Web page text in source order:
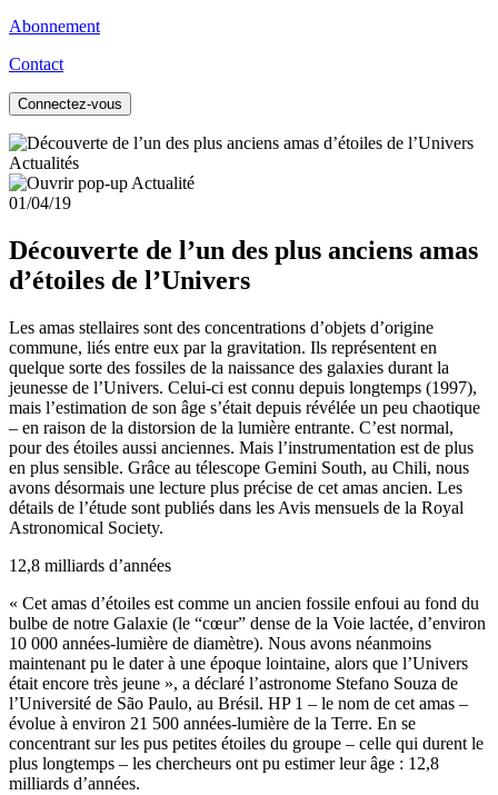
Abonnement
Contact
Connectez-vous
Actualités
01/04/19
Découverte de l’un des plus anciens amas
d’étoiles de l’Univers
Les amas stellaires sont des concentrations d’objets d’origine
commune, liés entre eux par la gravitation. Ils représentent en
quelque sorte des fossiles de la naissance des galaxies durant la
jeunesse de l’Univers. Celui-ci est connu depuis longtemps (1997),
mais l’estimation de son âge s’était depuis révélée un peu chaotique
– en raison de la distorsion de la lumière entrante. C’est normal,
pour des étoiles aussi anciennes. Mais l’instrumentation est de plus
en plus sensible. Grâce au télescope Gemini South, au Chili, nous
avons désormais une lecture plus précise de cet amas ancien. Les
détails de l’étude sont publiés dans les Avis mensuels de la Royal
Astronomical Society.
12,8 milliards d’années
« Cet amas d’étoiles est comme un ancien fossile enfoui au fond du
bulbe de notre Galaxie (le “cœur” dense de la Voie lactée, d’environ
10 000 années-lumière de diamètre). Nous avons néanmoins
maintenant pu le dater à une époque lointaine, alors que l’Univers
était encore très jeune », a déclaré l’astronome Stefano Souza de
l’Université de São Paulo, au Brésil. HP 1 – le nom de cet amas –
évolue à environ 21 500 années-lumière de la Terre. En se
concentrant sur les pus petites étoiles du groupe – celle qui durent le
plus longtemps – les chercheurs ont pu estimer leur âge : 12,8
milliards d’années.